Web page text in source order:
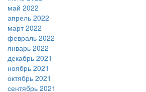
май 2022
апрель 2022
март 2022
февраль 2022
январь 2022
декабрь 2021
ноябрь 2021
октябрь 2021
сентябрь 2021